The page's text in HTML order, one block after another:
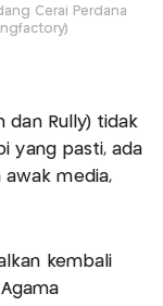
Cerai Perdana
dan Rully) tidak
yang pasti, ada
awak media,
kembali